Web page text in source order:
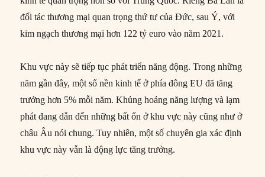
đối tác thương mại quan trọng thứ tư của Đức, sau Ý, với
kim ngạch thương mại hơn 122 tỷ euro vào năm 2021.
Khu vực này sẽ tiếp tục phát triển năng động. Trong những
năm gần đây, một số nền kinh tế ở phía đông EU đã tăng
trưởng hơn 5% mỗi năm. Khủng hoảng năng lượng và lạm
phát đang dẫn đến những bất ổn ở khu vực này cũng như ở
châu Âu nói chung. Tuy nhiên, một số chuyên gia xác định
khu vực này vẫn là động lực tăng trưởng.